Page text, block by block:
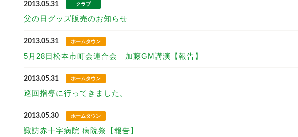
2013.05.31 クラブ
父の日グッズ販売のお知らせ
2013.05.31 ホームタウン
5月28日松本市町会連合会 加藤GM講演【報告】
2013.05.31 ホームタウン
巡回指導に行ってきました。
2013.05.30 ホームタウン
諏訪赤十字病院 病院祭【報告】